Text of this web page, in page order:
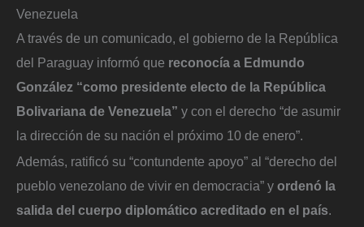
Venezuela
A través de un comunicado, el gobierno de la República
del Paraguay informó que reconocía a Edmundo
González “como presidente electo de la República
Bolivariana de Venezuela” y con el derecho “de asumir
la dirección de su nación el próximo 10 de enero”.
Además, ratificó su “contundente apoyo” al “derecho del
pueblo venezolano de vivir en democracia” y ordenó la
salida del cuerpo diplomático acreditado en el país.